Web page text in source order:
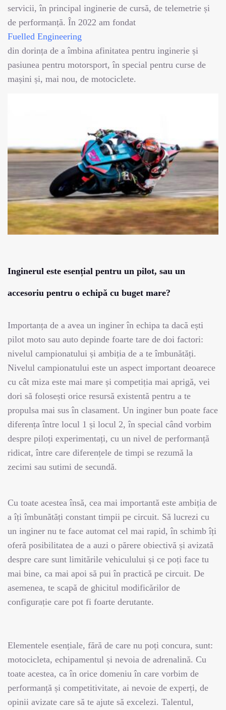
servicii, în principal inginerie de cursă, de telemetrie și
de performanță. În 2022 am fondat
Fuelled Engineering
din dorința de a îmbina afinitatea pentru inginerie și
pasiunea pentru motorsport, în special pentru curse de
mașini și, mai nou, de motociclete.
Inginerul este esențial pentru un pilot, sau un
accesoriu pentru o echipă cu buget mare?
Importanța de a avea un inginer în echipa ta dacă ești
pilot moto sau auto depinde foarte tare de doi factori:
nivelul campionatului și ambiția de a te îmbunătăți.
Nivelul campionatului este un aspect important deoarece
cu cât miza este mai mare și competiția mai aprigă, vei
dori să folosești orice resursă existentă pentru a te
propulsa mai sus în clasament. Un inginer bun poate face
diferența între locul 1 și locul 2, în special când vorbim
despre piloți experimentați, cu un nivel de performanță
ridicat, între care diferențele de timpi se rezumă la
zecimi sau sutimi de secundă.
Cu toate acestea însă, cea mai importantă este ambiția de
a îți îmbunătăți constant timpii pe circuit. Să lucrezi cu
un inginer nu te face automat cel mai rapid, în schimb îți
oferă posibilitatea de a auzi o părere obiectivă și avizată
despre care sunt limitările vehiculului și ce poți face tu
mai bine, ca mai apoi să pui în practică pe circuit. De
asemenea, te scapă de ghicitul modificărilor de
configurație care pot fi foarte derutante.
Elementele esențiale, fără de care nu poți concura, sunt:
motocicleta, echipamentul și nevoia de adrenalină. Cu
toate acestea, ca în orice domeniu în care vorbim de
performanță și competitivitate, ai nevoie de experți, de
opinii avizate care să te ajute să excelezi. Talentul,